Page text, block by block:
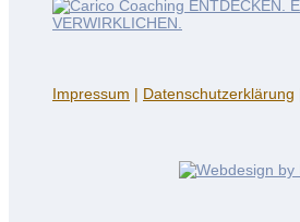
Impressum | Datenschutzerklärung